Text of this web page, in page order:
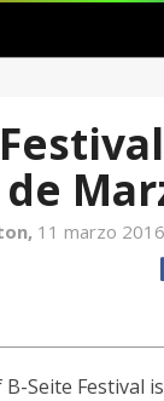
de
11 marzo 2016
Seite Festival